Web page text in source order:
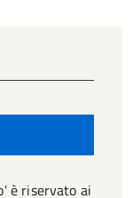
è riservato ai